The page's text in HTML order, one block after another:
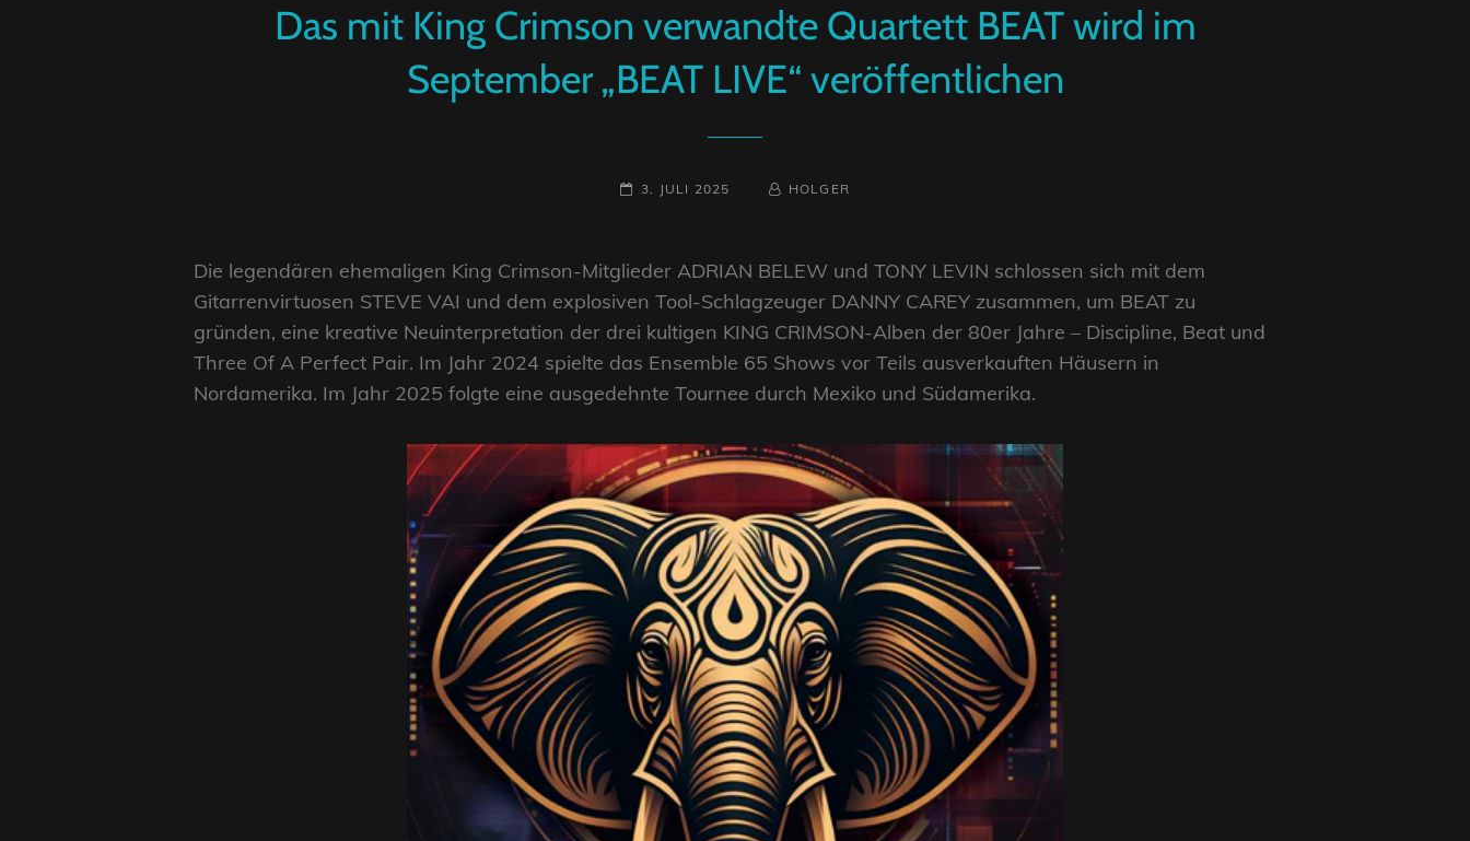
Das mit King Crimson verwandte Quartett BEAT wird im
September „BEAT LIVE“ veröffentlichen
POSTED-
3. JULI 2025
BY
BYLINE
HOLGER
Die legendären ehemaligen King Crimson-Mitglieder ADRIAN BELEW und TONY LEVIN schlossen sich mit dem
Gitarrenvirtuosen STEVE VAI und dem explosiven Tool-Schlagzeuger DANNY CAREY zusammen, um BEAT zu
gründen, eine kreative Neuinterpretation der drei kultigen KING CRIMSON-Alben der 80er Jahre – Discipline, Beat und
Three Of A Perfect Pair. Im Jahr 2024 spielte das Ensemble 65 Shows vor Teils ausverkauften Häusern in
Nordamerika. Im Jahr 2025 folgte eine ausgedehnte Tournee durch Mexiko und Südamerika.